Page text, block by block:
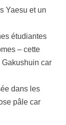
Yaesu et un
étudiantes
– cette
Gakushuin car
dans les
pâle car